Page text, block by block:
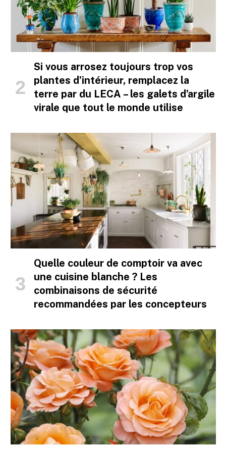
Si vous arrosez toujours trop vos
plantes d’intérieur, remplacez la
terre par du LECA – les galets d’argile
virale que tout le monde utilise
Quelle couleur de comptoir va avec
une cuisine blanche ? Les
combinaisons de sécurité
recommandées par les concepteurs